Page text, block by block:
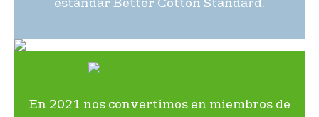
estándar Better Cotton Standard.
En 2021 nos convertimos en miembros de